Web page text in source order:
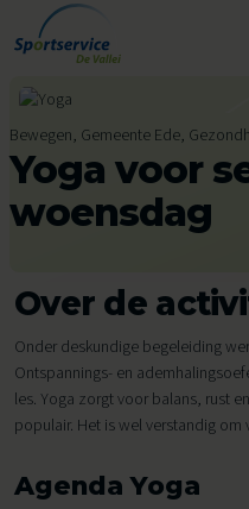
Ga naar de inhoud
Bewegen, Gemeente Ede,
Yoga voor
woensdag
Over de
Onder deskundige begeleiding
Ontspannings- en
les. Yoga zorgt voor balans, rust
populair. Het is wel verstandig
Agenda Yoga